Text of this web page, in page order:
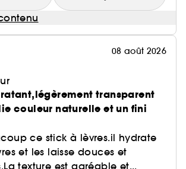
08 août 2026
transparent
couleur naturelle et un fini
ce stick à lèvres.il hydrate
et les laisse douces et
texture est agréable et...